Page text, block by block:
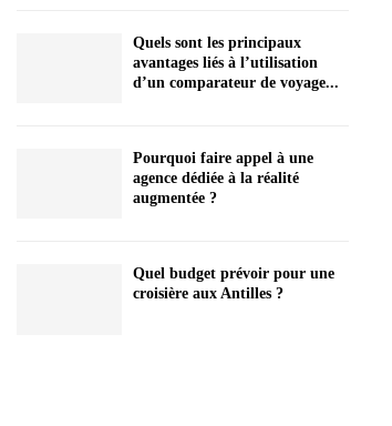
Quels sont les principaux
avantages liés à l’utilisation
d’un comparateur de voyage...
Pourquoi faire appel à une
agence dédiée à la réalité
augmentée ?
Quel budget prévoir pour une
croisière aux Antilles ?